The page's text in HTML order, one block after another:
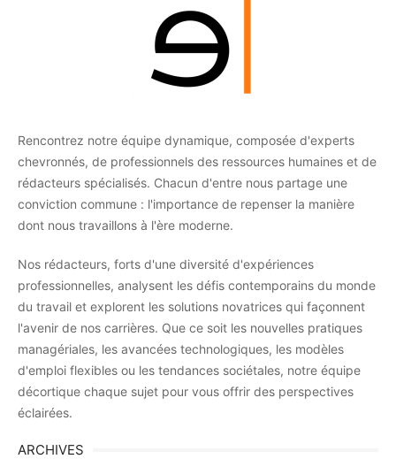
Rencontrez notre équipe dynamique, composée d'experts
chevronnés, de professionnels des ressources humaines et de
rédacteurs spécialisés. Chacun d'entre nous partage une
conviction commune : l'importance de repenser la manière
dont nous travaillons à l'ère moderne.
Nos rédacteurs, forts d'une diversité d'expériences
professionnelles, analysent les défis contemporains du monde
du travail et explorent les solutions novatrices qui façonnent
l'avenir de nos carrières. Que ce soit les nouvelles pratiques
managériales, les avancées technologiques, les modèles
d'emploi flexibles ou les tendances sociétales, notre équipe
décortique chaque sujet pour vous offrir des perspectives
éclairées.
ARCHIVES